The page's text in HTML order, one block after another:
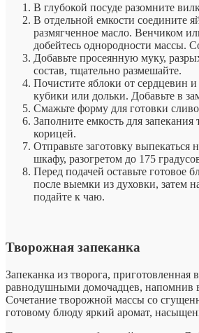
В глубокой посуде разомните
В отдельной емкости соедините
размягченное масло. Венчиком
добейтесь однородности массы.
Добавьте просеянную муку,
состав, тщательно размешайте.
Почистите яблоки от сердцевин
кубики или дольки. Добавьте в
Смажьте форму для готовки
Заполните емкость для
корицей.
Отправьте заготовку выпекаться
шкафу, разогретом до 175
Перед подачей оставьте готовое
после выемки из духовки, затем
подайте к чаю.
Творожная запеканка
Запеканка из творога, приготовленная
равнодушными домочадцев, напомнив
Сочетание творожной массы со
готовому блюду яркий аромат,